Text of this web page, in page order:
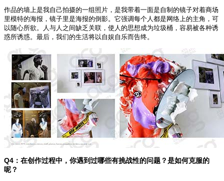
作品的墙上是我自己拍摄的一组照片，是我带着一面是自制的镜子对着商场
里模特的海报，镜子里是海报的倒影。它强调每个人都是网络上的主角，可
以随心所欲。人与人之间缺乏关联，使人的思想成为垃圾桶，容易被各种诱
惑所诱惑。最后，我们的生活将以自娱自乐而告终。
Q4 ：在创作过程中，你遇到过哪些有挑战性的问题？是如何克服的
呢？